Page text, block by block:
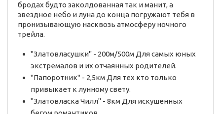
бродах будто заколдованная так и манит, а
звездное небо и луна до конца погружают тебя в
пронизывающую насквозь атмосферу ночного
трейла.
"Златовласушки" - 200м/500м Для самых юных
экстремалов и их отчаянных родителей.
"Папоротник" - 2,5км Для тех кто только
привыкает к лунному свету.
"Златовласка Чилл" - 8км Для искушенных